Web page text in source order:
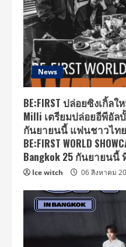
News
BE:FIRST ปล่อยซิงเกิ้ลให
Milli เตรียมปล่อยอีพีอัลบั้ม
กันยายนนี้ แฟนชาวไท
BE:FIRST WORLD
Bangkok 25 กันยายน
Ice witch 06 สิงหาคม